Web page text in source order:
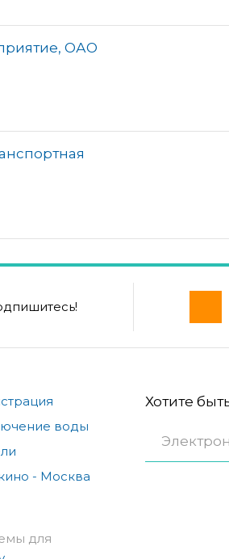
ОАО
воды
- Москва
Хотите
для